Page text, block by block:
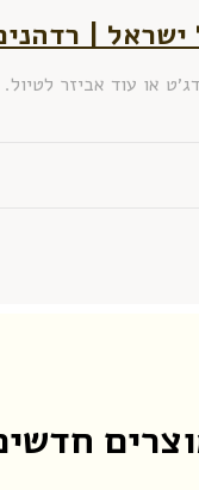
ישראל |
או עוד אביזר